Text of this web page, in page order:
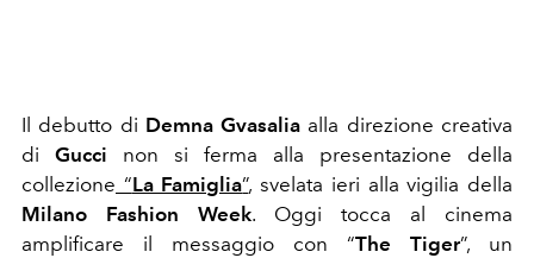
Il debutto di Demna Gvasalia alla direzione creativa
di Gucci non si ferma alla presentazione della
collezione “La Famiglia”, svelata ieri alla vigilia della
Milano Fashion Week. Oggi tocca al cinema
amplificare il messaggio con “The Tiger”, un